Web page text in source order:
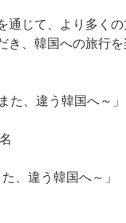
通じて、より多く
き、韓国への旅行
た、違う韓国へ～
、違う韓国へ～」